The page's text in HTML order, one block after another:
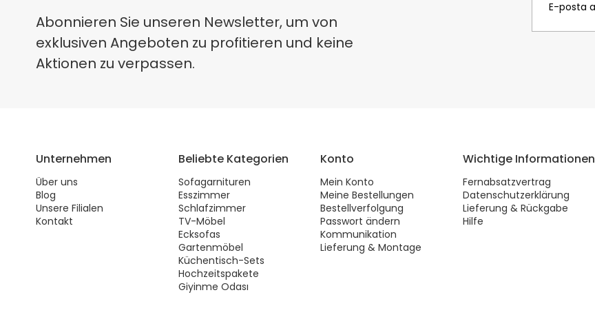
Abonnieren Sie unseren Newsletter, um von
exklusiven Angeboten zu profitieren und keine
Aktionen zu verpassen.
Unternehmen
Über uns
Blog
Unsere Filialen
Kontakt
Beliebte Kategorien
Sofagarnituren
Esszimmer
Schlafzimmer
TV-Möbel
Ecksofas
Gartenmöbel
Küchentisch-Sets
Hochzeitspakete
Giyinme Odası
Konto
Mein Konto
Meine Bestellungen
Bestellverfolgung
Passwort ändern
Kommunikation
Lieferung & Montage
Wichtige Informationen
Fernabsatzvertrag
Datenschutzerklärung
Lieferung & Rückgabe
Hilfe